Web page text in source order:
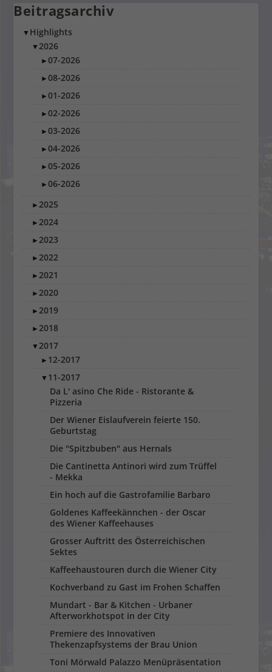
Beitragsarchiv
▼ Highlights
▼2026
►07-2026
►08-2026
►01-2026
►02-2026
►03-2026
►04-2026
►05-2026
►06-2026
►2025
►2024
►2023
►2022
►2021
►2020
►2019
►2018
▼2017
► 12-2017
▼ 11-2017
Da L' asino Che Ride - Ristorante &
Pizzeria
Der Wiener Eislaufverein feierte 150.
Geburtstag
Die "Spitzbuben" aus Hernals
Die Cantinetta Antinori wird zum Trüffel
- Mekka
Ein hoch auf die Gastrofamilie Barbaro
Goldenes Kaffeekännchen - der Oscar
des Wiener Kaffeehauses
Grosser Auftritt des Österreichischen
Sektes
Kaffeehaustouren durch die Wiener City
Kochverband zu Gast im Frohen Schaffen
Mundart - Bar & Kitchen - Urbaner
Afterworkhotspot in der City
Premiere des Innovativen
Thekenzapfsystems der Brau Union
Toni Mörwald Palazzo Menüpräsentation